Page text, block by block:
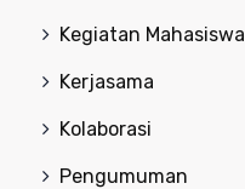
Kegiatan Mahasiswa
Kerjasama
Kolaborasi
Pengumuman